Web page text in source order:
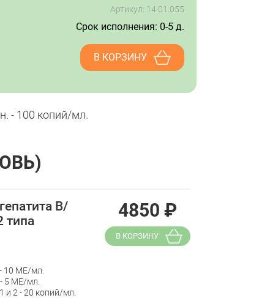
Артикул: 14.01.055
Срок исполнения: 0-5 д.
В КОРЗИНУ
- 100 копий/мл.
В/
типа
10 МЕ/мл.
5 МЕ/мл.
и 2 - 20 копий/мл.
4850 ₽
В КОРЗИНУ